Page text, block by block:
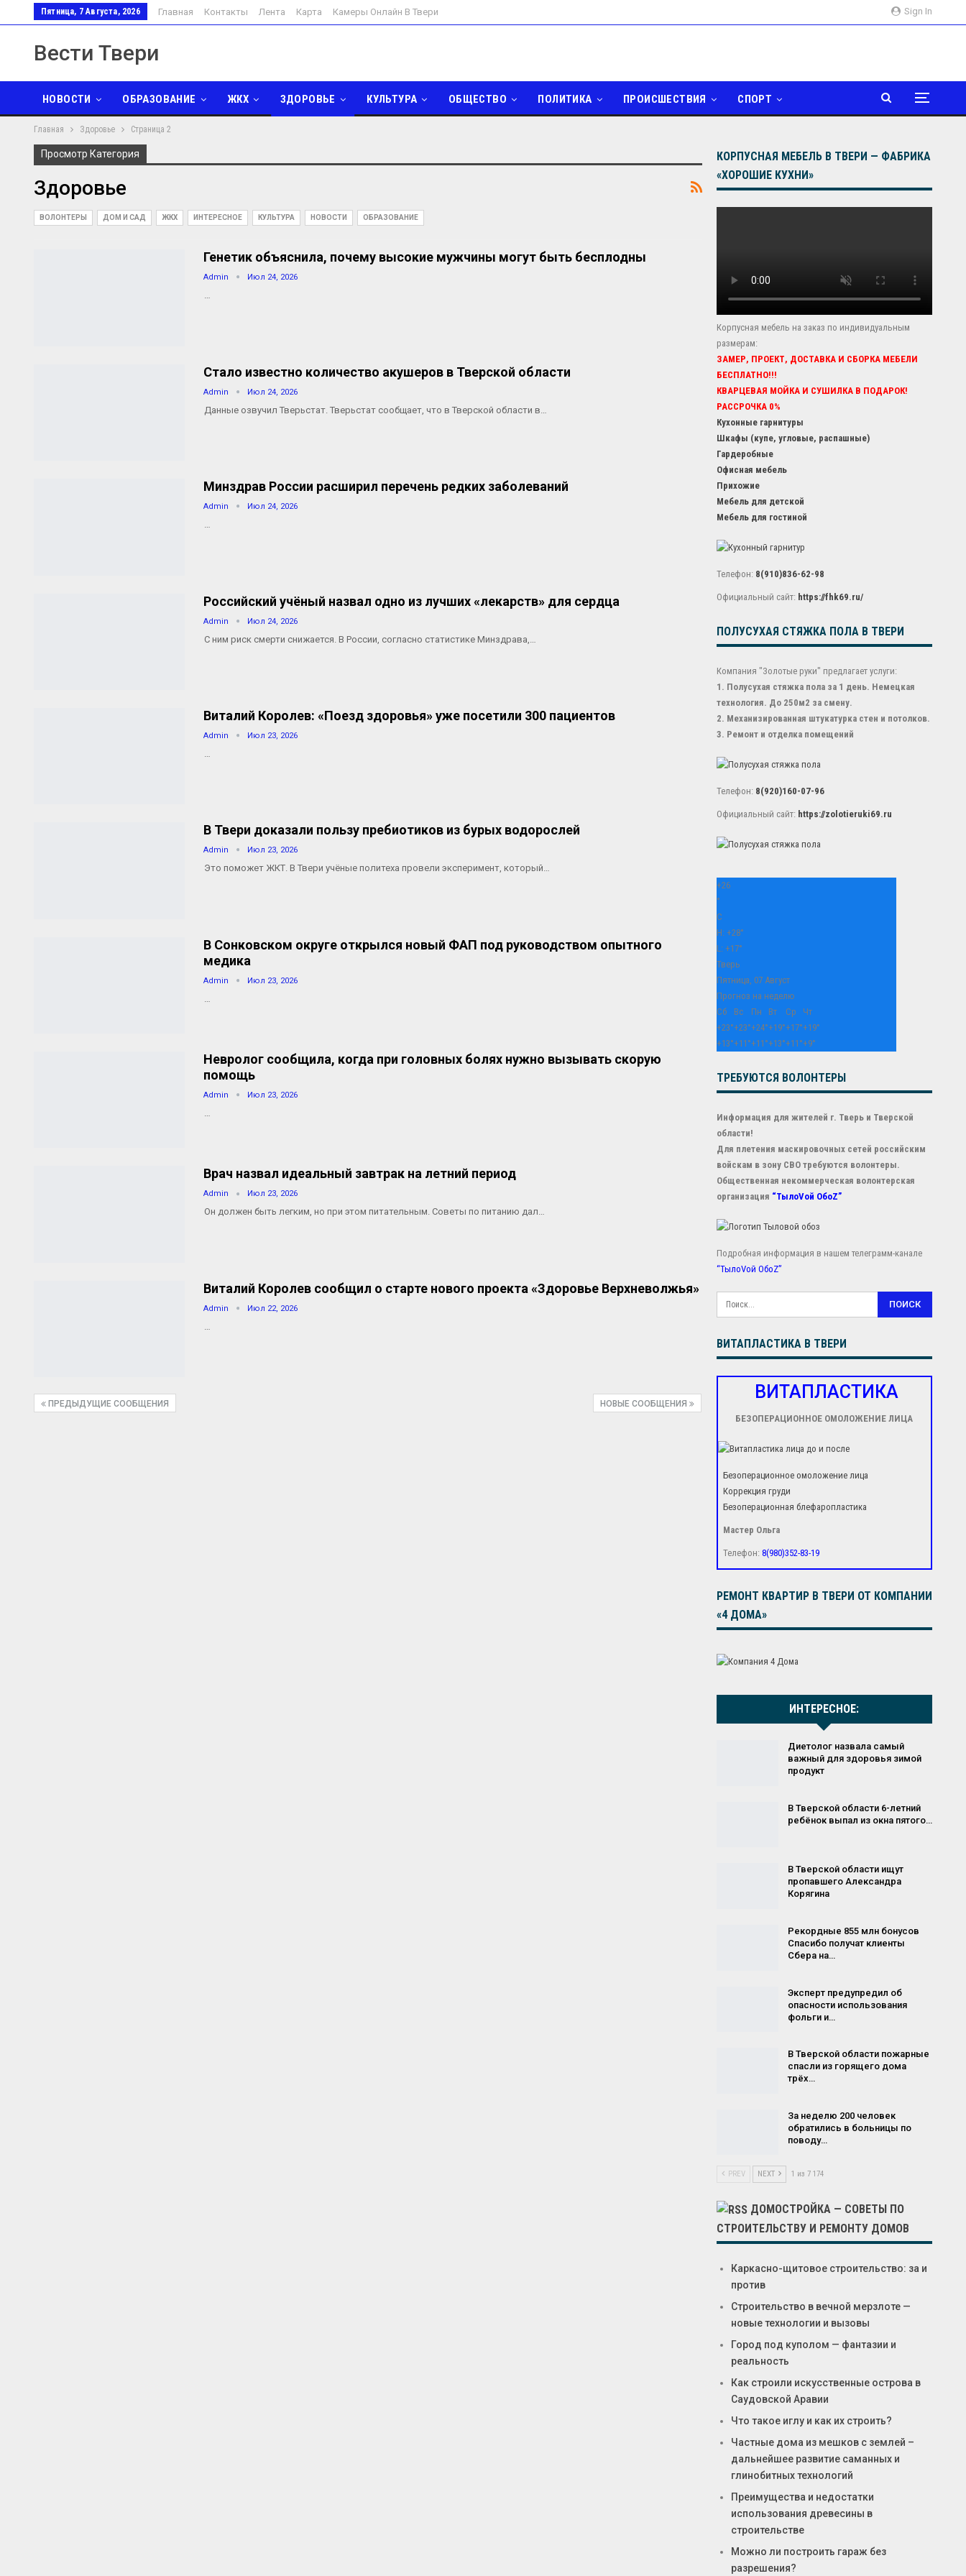
Sign In
Пятница, 7 Августа, 2026 Главная Контакты Лента Карта Камеры Онлайн В Твери
Вести Твери
НОВОСТИ ОБРАЗОВАНИЕ ЖКХ ЗДОРОВЬЕ КУЛЬТУРА ОБЩЕСТВО ПОЛИТИКА ПРОИСШЕСТВИЯ СПОРТ
ЭКОНОМИКА ТУРИЗМ
Главная Здоровье Страница 2
Просмотр Категория
Здоровье
ВОЛОНТЕРЫ ДОМ И САД ЖКХ ИНТЕРЕСНОЕ КУЛЬТУРА НОВОСТИ ОБРАЗОВАНИЕ
Генетик объяснила, почему высокие мужчины могут быть бесплодны
Admin Июл 24, 2026
…
Стало известно количество акушеров в Тверской области
Admin Июл 24, 2026
Данные озвучил Тверьстат. Тверьстат сообщает, что в Тверской области в…
Минздрав России расширил перечень редких заболеваний
Admin Июл 24, 2026
…
Российский учёный назвал одно из лучших «лекарств» для сердца
Admin Июл 24, 2026
С ним риск смерти снижается. В России, согласно статистике Минздрава,…
Виталий Королев: «Поезд здоровья» уже посетили 300 пациентов
Admin Июл 23, 2026
В Твери доказали пользу пребиотиков из бурых водорослей
Admin Июл 23, 2026
Это поможет ЖКТ. В Твери учёные политеха провели эксперимент, который…
В Сонковском округе открылся новый ФАП под руководством опытного
медика
Admin Июл 23, 2026
Невролог сообщила, когда при головных болях нужно вызывать скорую
помощь
Admin Июл 23, 2026
…
Врач назвал идеальный завтрак на летний период
Admin Июл 23, 2026
Он должен быть легким, но при этом питательным. Советы по питанию дал…
Виталий Королев сообщил о старте нового проекта «Здоровье Верхневолжья»
Admin Июл 22, 2026
ПРЕДЫДУЩИЕ СООБЩЕНИЯ НОВЫЕ СООБЩЕНИЯ
КОРПУСНАЯ МЕБЕЛЬ В ТВЕРИ — ФАБРИКА
«ХОРОШИЕ КУХНИ»
Корпусная мебель на заказ по индивидуальным
размерам:
ЗАМЕР, ПРОЕКТ, ДОСТАВКА И СБОРКА МЕБЕЛИ
БЕСПЛАТНО!!!
КВАРЦЕВАЯ МОЙКА И СУШИЛКА В ПОДАРОК!
РАССРОЧКА 0%
Кухонные гарнитуры
Шкафы (купе, угловые, распашные)
Гардеробные
Офисная мебель
Прихожие
Мебель для детской
Мебель для гостиной
Телефон: 8(910)836-62-98
Официальный сайт: https://fhk69.ru/
ПОЛУСУХАЯ СТЯЖКА ПОЛА В ТВЕРИ
Компания "Золотые руки" предлагает услуги:
1. Полусухая стяжка пола за 1 день. Немецкая
технология. До 250м2 за смену.
2. Механизированная штукатурка стен и потолков.
3. Ремонт и отделка помещений
Телефон: 8(920)160-07-96
Официальный сайт: https://zolotieruki69.ru
+26
°
C
H: +28°
L: +17°
Тверь
Пятница, 07 Август
Прогноз на неделю
Сб
Вс Пн Вт Ср
Чт
+23°+23°+24°+19°+17°+19°
+13°+11°+11°+13°+11°+9°
ТРЕБУЮТСЯ ВОЛОНТЕРЫ
Информация для жителей г. Тверь и Тверской
области!
Для плетения маскировочных сетей российским
войскам в зону СВО требуются волонтеры.
Общественная некоммерческая волонтерская
организация “ТылоVой ОбоZ”
Подробная информация в нашем телеграмм-канале
“ТылоVой ОбоZ”
ВИТАПЛАСТИКА В ТВЕРИ
ВИТАПЛАСТИКА
БЕЗОПЕРАЦИОННОЕ ОМОЛОЖЕНИЕ ЛИЦА
Безоперационное омоложение лица
Коррекция груди
Безоперационная блефаропластика
Мастер Ольга
Телефон: 8(980)352-83-19
РЕМОНТ КВАРТИР В ТВЕРИ ОТ КОМПАНИИ
«4 ДОМА»
ИНТЕРЕСНОЕ:
Диетолог назвала самый
важный для здоровья зимой
продукт
В Тверской области 6-летний
ребёнок выпал из окна пятого…
В Тверской области ищут
пропавшего Александра
Корягина
Рекордные 855 млн бонусов
Спасибо получат клиенты
Сбера на…
Эксперт предупредил об
опасности использования
фольги и…
В Тверской области пожарные
спасли из горящего дома
трёх…
За неделю 200 человек
обратились в больницы по
поводу…
PREV NEXT 1 из 7 174
ДОМОСТРОЙКА — СОВЕТЫ ПО
СТРОИТЕЛЬСТВУ И РЕМОНТУ ДОМОВ
Каркасно-щитовое строительство: за и
против
Строительство в вечной мерзлоте —
новые технологии и вызовы
Город под куполом — фантазии и
реальность
Как строили искусственные острова в
Саудовской Аравии
Что такое иглу и как их строить?
Частные дома из мешков с землей –
дальнейшее развитие саманных и
глинобитных технологий
Преимущества и недостатки
использования древесины в
строительстве
Можно ли построить гараж без
разрешения?